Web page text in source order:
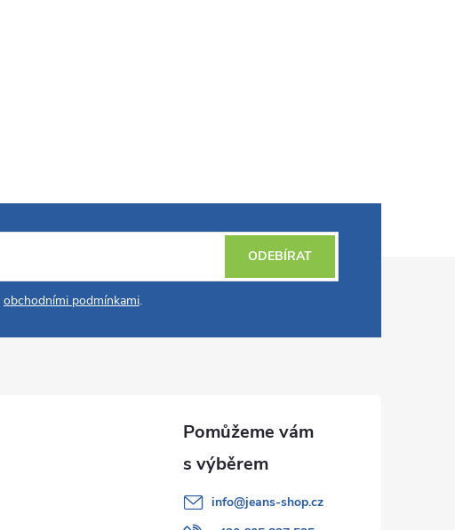
obchodními podmínkami.
ODEBÍRAT
info@jeans-shop.cz